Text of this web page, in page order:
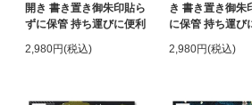
開き 書き置き御朱印貼ら
ずに保管 持ち運びに便利
2,980円(税込)
き 書き置き御朱
に保管 持ち運び
2,980円(税込)